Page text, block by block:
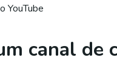
YouTube
canal de